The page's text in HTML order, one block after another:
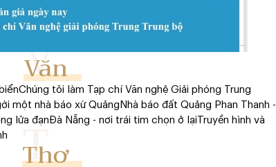
Văn
Chúng tôi làm Tạp chí Văn nghệ Giải phóng Trung
một nhà báo xứ Quảng Nhà báo đất Quảng Phan Thanh -
lửa đạnĐà Nẵng - nơi trái tim chọn ở lại Truyền hình và
Thơ